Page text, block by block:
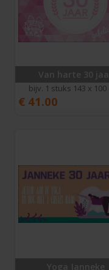
Van harte 30
bijv. 1 stuks 143 x 100
€ 41.00
Yoga Janneke